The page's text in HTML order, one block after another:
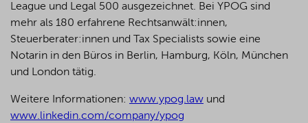
League und Legal 500 ausgezeichnet. Bei YPOG sind
mehr als 180 erfahrene Rechtsanwält:innen,
Steuerberater:innen und Tax Specialists sowie eine
Notarin in den Büros in Berlin, Hamburg, Köln, München
und London tätig.
Weitere Informationen: www.ypog.law und
www.linkedin.com/company/ypog